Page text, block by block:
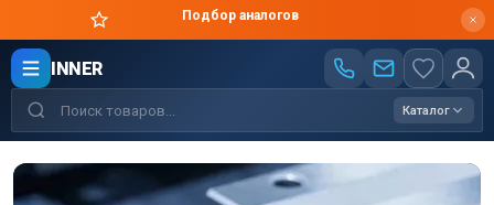
Цены производителя
INNER
Каталог